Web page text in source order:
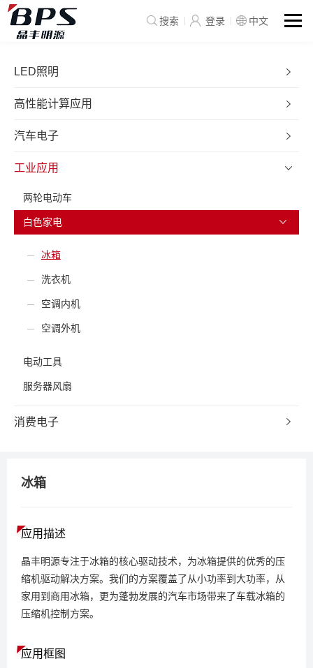
搜索 登录 中文
LED照明
高性能计算应用
汽车电子
工业应用
两轮电动车
白色家电
冰箱
洗衣机
空调内机
空调外机
电动工具
服务器风扇
消费电子
冰箱
应用描述
晶丰明源专注于冰箱的核心驱动技术，为冰箱提供的优秀的压
缩机驱动解决方案。我们的方案覆盖了从小功率到大功率，从
家用到商用冰箱，更为蓬勃发展的汽车市场带来了车载冰箱的
压缩机控制方案。
应用框图